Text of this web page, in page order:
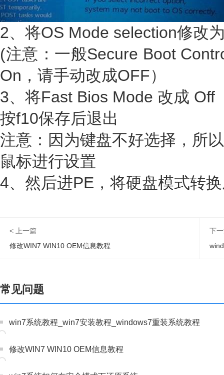
2、将OS Mode selection修改
(注意：一般Secure Boot
On，请手动改成OFF）
3、将Fast Bios Mode 改成 Off
按f10保存后退出
注意：因为键盘不好选择，所
鼠标进行设置
4、然后进PE，将硬盘模式转
< 上一篇
修改WIN7 WIN10 OEM信息教程
下
常见问题
win7系统教程_win7安装教程_windows7重装系统教程
修改WIN7 WIN10 OEM信息教程